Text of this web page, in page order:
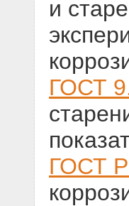
и
ГОСТ
ГОСТ